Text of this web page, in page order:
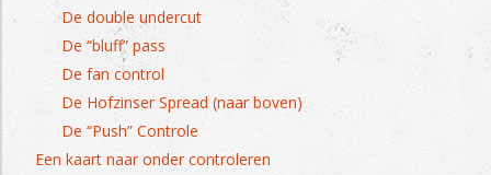
De double undercut
De “bluff” pass
De fan control
De Hofzinser Spread (naar boven)
De “Push” Controle
Een kaart naar onder controleren